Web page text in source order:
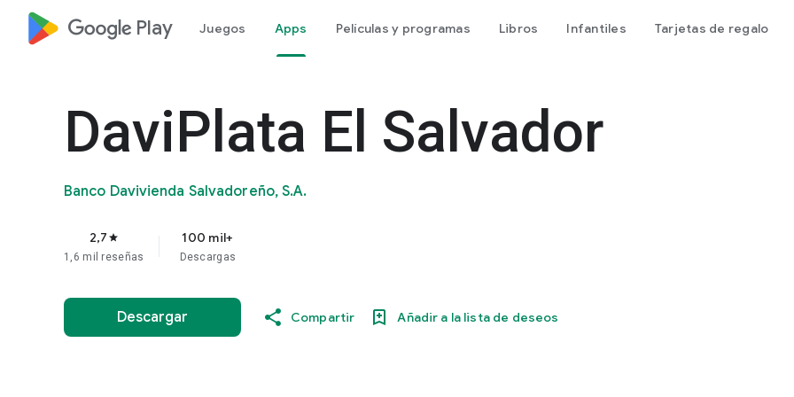
google_logo Play Juegos Apps Películas y programas Libros Infantiles Tarjetas de regalo
DaviPlata El Salvador
Banco Davivienda Salvadoreño, S.A.
2,7 star
1,6 mil reseñas
100 mil+
Descargas
Descargar Compartir Añadir a la lista de deseos